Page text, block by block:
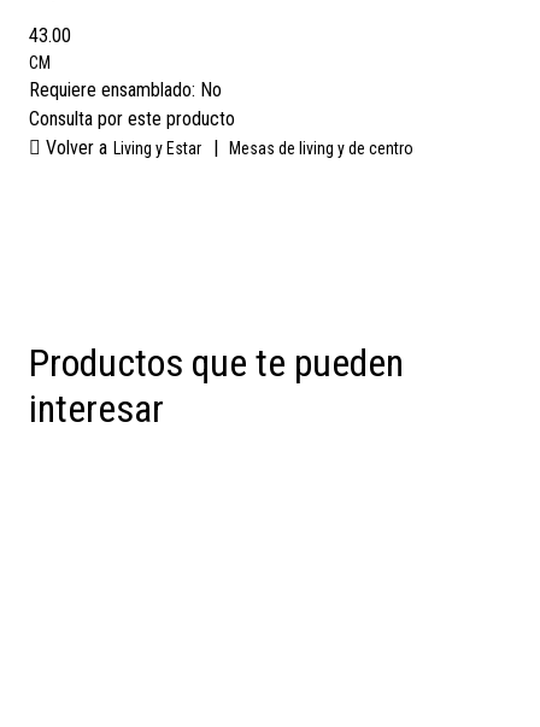
43.00
CM
Requiere ensamblado: No
Consulta por este producto
Volver a Living y Estar | Mesas de living y de centro
Productos que te pueden
interesar